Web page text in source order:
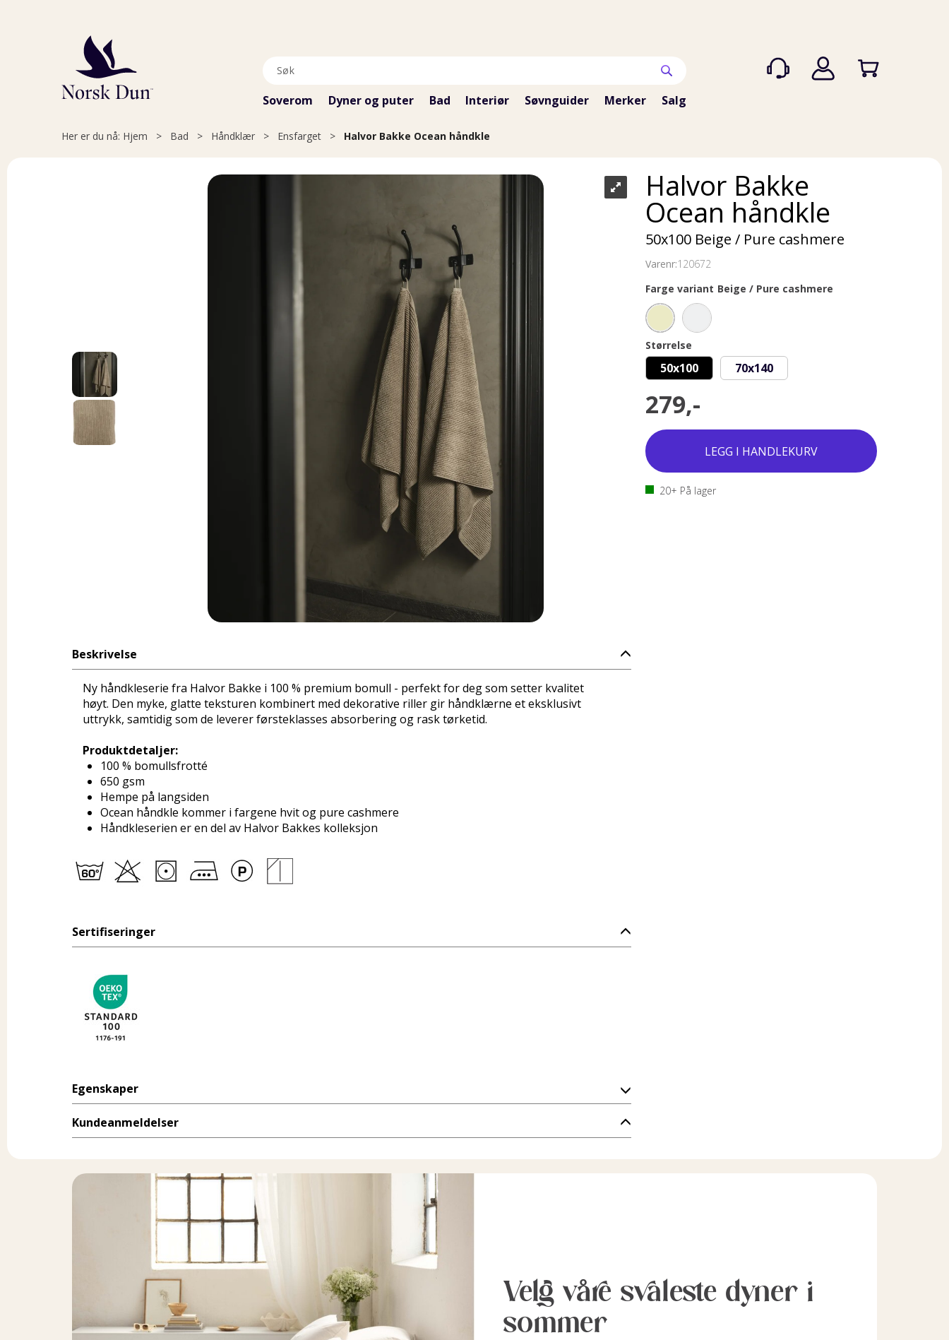
Soverom Dyner og puter Bad Interiør Søvnguider Merker Salg
Her er du nå: Hjem > Bad > Håndklær > Ensfarget > Halvor Bakke Ocean håndkle
Halvor Bakke
Ocean håndkle
50x100 Beige / Pure cashmere
Varenr:120672
Farge variant Beige / Pure cashmere
Størrelse
50x100 70x140
279,-
20+ På lager
Beskrivelse
Ny håndkleserie fra Halvor Bakke i 100 % premium bomull - perfekt for deg som setter kvalitet
høyt. Den myke, glatte teksturen kombinert med dekorative riller gir håndklærne et eksklusivt
uttrykk, samtidig som de leverer førsteklasses absorbering og rask tørketid.
Produktdetaljer:
100 % bomullsfrotté
650 gsm
Hempe på langsiden
Ocean håndkle kommer i fargene hvit og pure cashmere
Håndkleserien er en del av Halvor Bakkes kolleksjon
Sertifiseringer
Egenskaper
Kundeanmeldelser
Velg våre svaleste dyner i
sommer